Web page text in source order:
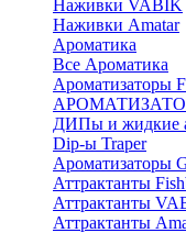
Наживки VABIK
Наживки Amatar
Ароматика
Все Ароматика
Ароматизаторы
ДИПы и жидкие
Dip-ы Traper
Ароматизаторы
Аттрактанты
Аттрактанты
Аттрактанты